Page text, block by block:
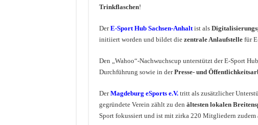
Trinkflaschen!
DerE-Sport Hub Sachsen-Anhaltist als
initiiert worden und bildet die zentrale Anlaufstellefür
Den „Wahoo“-Nachwuchscup unterstützt der E-Sport Hub
Durchführung sowie in derPresse- und
DerMagdeburg eSports e.V.tritt als zusätzlicher
gegründete Verein zählt zu den ältesten lokalen
Sport fokussiert und ist mit zirka 220 Mitgliedern zudem